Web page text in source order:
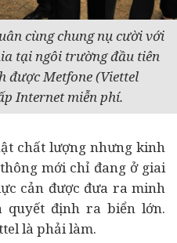
cùng chung nụ cười với
tại ngôi trường đầu tiên
được Metfone (Viettel
Internet miễn phí.
chất lượng nhưng kinh
mới chỉ đang ở giai
cản được đưa ra minh
quyết định ra biển lớn.
là phải làm.